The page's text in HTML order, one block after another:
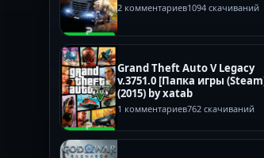
2 комментариев1094 скачиваний
Grand Theft Auto V Legacy
v.3751.0 [Папка игры
(2015) by xatab
1 комментариев762 скачиваний